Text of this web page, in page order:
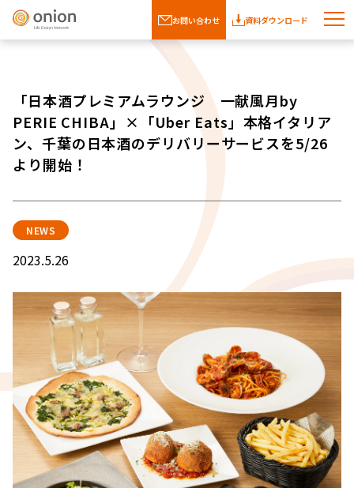
お問い合わせ 資料ダウンロード
「日本酒プレミアムラウンジ 一献風月by
PERIE CHIBA」×「Uber Eats」本格イタリア
ン、千葉の日本酒のデリバリーサービスを5/26
より開始！
NEWS
2023.5.26